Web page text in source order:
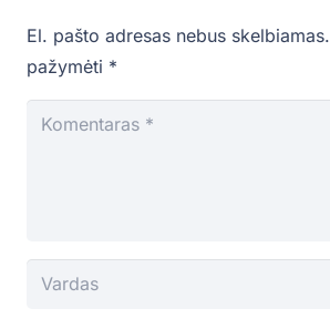
El. pašto adresas nebus skelbiamas.
pažymėti *